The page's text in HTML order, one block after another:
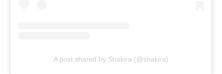
A post shared by Shakira (@shakira)